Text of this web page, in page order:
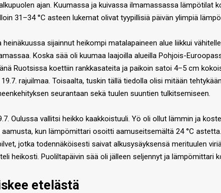
ajan. Kuumassa ja kuivassa ilmamassassa lämpötilat
31–34 °C asteen lukemat olivat tyypillisiä päivän ylimpiä
sijainnut heikompi matalapaineen alue liikkui
Koska sää oli kuumaa laajoilla alueilla Pohjois-
Ruotsissa koettiin rankkasateita ja paikoin satoi 4–5 cm
rajuilmaa. Toisaalta, tuskin tällä tiedolla olisi mitään
seurantaan sekä tuulen suuntien tulkitsemiseen.
Oulussa vallitsi heikko kaakkoistuuli. Yö oli ollut lämmin ja
kun lämpömittari osoitti aamuseitsemältä 24 °C
jotka todennäköisesti saivat alkusysäyksensä merituulen
heikosti. Puoliltapäivin sää oli jälleen seljennyt ja lämpömittari
etelästä